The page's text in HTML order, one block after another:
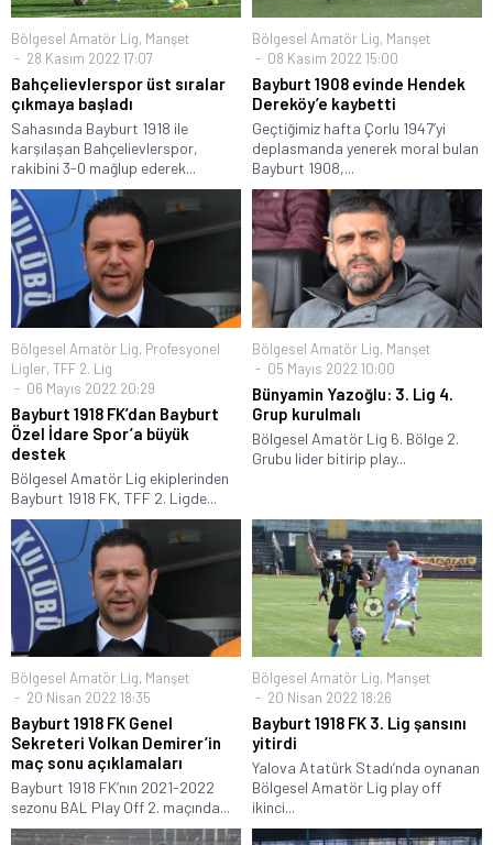
Bölgesel Amatör Lig, Manşet
28 Kasım 2022 17:07
Bahçelievlerspor üst sıralar
çıkmaya başladı
Sahasında Bayburt 1918 ile
karşılaşan Bahçelievlerspor,
rakibini 3-0 mağlup ederek...
Bölgesel Amatör Lig, Manşet
08 Kasım 2022 15:00
Bayburt 1908 evinde Hendek
Dereköy’e kaybetti
Geçtiğimiz hafta Çorlu 1947’yi
deplasmanda yenerek moral bulan
Bayburt 1908,...
Bölgesel Amatör Lig, Profesyonel
Ligler, TFF 2. Lig
06 Mayıs 2022 20:29
Bayburt 1918 FK’dan Bayburt
Özel İdare Spor’a büyük
destek
Bölgesel Amatör Lig ekiplerinden
Bayburt 1918 FK, TFF 2. Ligde...
Bölgesel Amatör Lig, Manşet
05 Mayıs 2022 10:00
Bünyamin Yazoğlu: 3. Lig 4.
Grup kurulmalı
Bölgesel Amatör Lig 6. Bölge 2.
Grubu lider bitirip play...
Bölgesel Amatör Lig, Manşet
20 Nisan 2022 18:35
Bayburt 1918 FK Genel
Sekreteri Volkan Demirer’in
maç sonu açıklamaları
Bayburt 1918 FK’nın 2021-2022
sezonu BAL Play Off 2. maçında...
Bölgesel Amatör Lig, Manşet
20 Nisan 2022 18:26
Bayburt 1918 FK 3. Lig şansını
yitirdi
Yalova Atatürk Stadı’nda oynanan
Bölgesel Amatör Lig play off
ikinci...